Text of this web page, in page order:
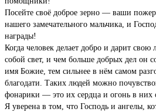
Посейте своё доброе зерно — ваши
нашего замечательного мальчика, и
награды!
Когда человек делает добро и дарит
собой свет, и чем больше добрых дел он
имя Божие, тем сильнее в нём самом
благодати. Таких людей можно
фонарики — это их сердца и огонь в них
Я уверена в том, что Господь и ангелы,